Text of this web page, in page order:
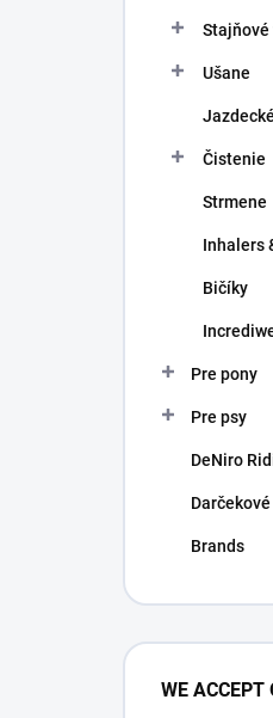
Stajňové
Ušane
Čistenie
Strmene
Inhalers
Bičíky
Pre pony
Pre psy
DeNiro
Brands
WE ACCEPT